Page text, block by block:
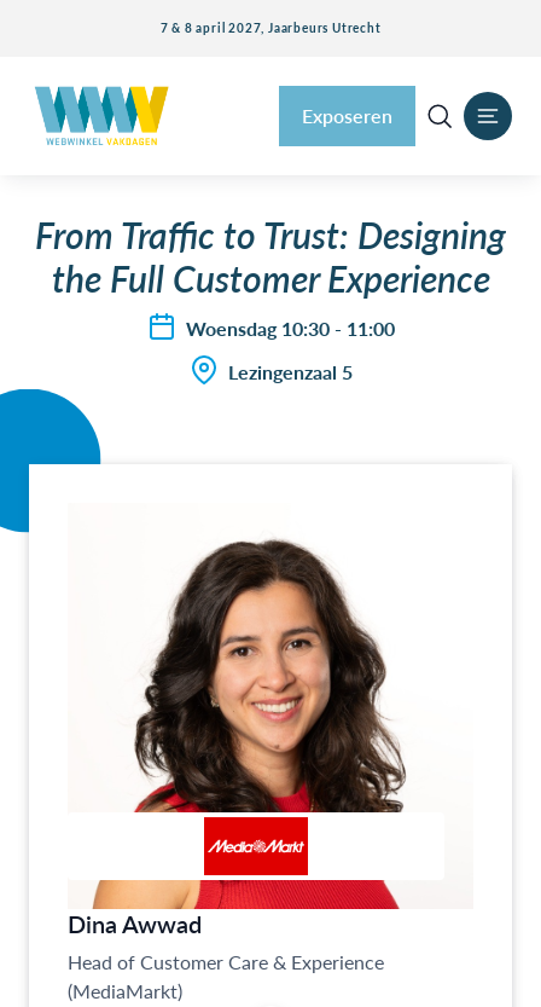
7 & 8 april 2027, Jaarbeurs Utrecht
Exposeren
From Traffic to Trust: Designing
the Full Customer Experience
Woensdag 10:30 - 11:00
Lezingenzaal 5